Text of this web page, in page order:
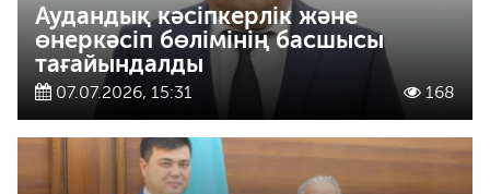
Аудандық кәсіпкерлік және
өнеркәсіп бөлімінің басшысы
тағайындалды
07.07.2026, 15:31 168